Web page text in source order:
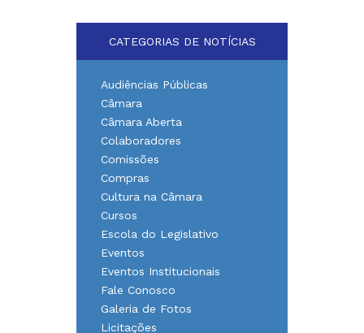
CATEGORIAS DE NOTÍCIAS
Audiências Públicas
Câmara
Câmara Aberta
Colaboradores
Comissões
Compras
Cultura na Câmara
Cursos
Escola do Legislativo
Eventos
Eventos Institucionais
Fale Conosco
Galeria de Fotos
Licitações